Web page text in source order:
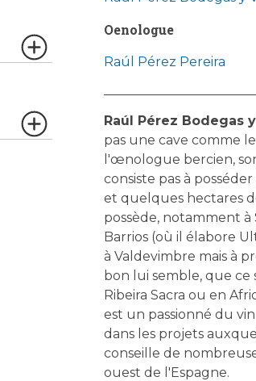
Oenologue
Raúl Pérez Pereira
Raúl Pérez Bodegas
pas une cave comme
l'œnologue bercien,
consiste pas à
et quelques hectares
possède, notamment à
Barrios (où il élabore
à Valdevimbre mais à
bon lui semble, que ce
Ribeira Sacra ou en
est un passionné du
dans les projets
conseille de
ouest de l'Espagne.